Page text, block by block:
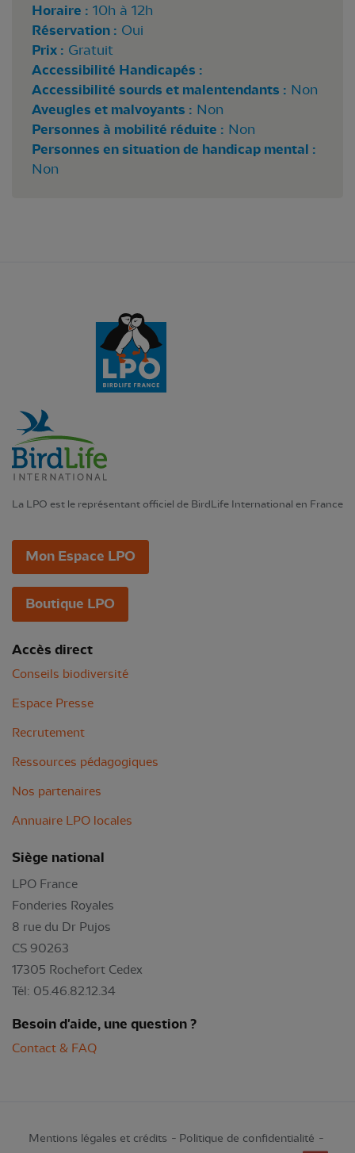
Horaire : 10h à 12h
Réservation : Oui
Prix : Gratuit
Accessibilité Handicapés :
Accessibilité sourds et malentendants : Non
Aveugles et malvoyants : Non
Personnes à mobilité réduite : Non
Personnes en situation de handicap mental :
Non
La LPO est le représentant officiel de BirdLife International en France
Mon Espace LPO
Boutique LPO
Accès direct
Conseils biodiversité
Espace Presse
Recrutement
Ressources pédagogiques
Nos partenaires
Annuaire LPO locales
Siège national
LPO France
Fonderies Royales
8 rue du Dr Pujos
CS 90263
17305 Rochefort Cedex
Tél: 05.46.82.12.34
Besoin d'aide, une question ?
Contact & FAQ
Mentions légales et crédits
Politique de confidentialité